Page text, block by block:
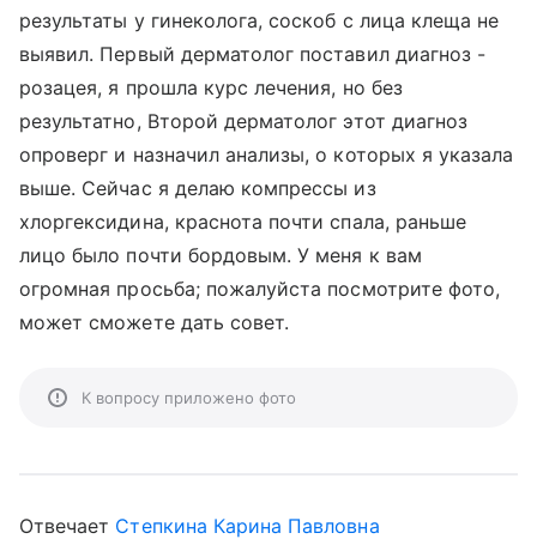
результаты у гинеколога, соскоб с лица клеща не
выявил. Первый дерматолог поставил диагноз -
розацея, я прошла курс лечения, но без
результатно, Второй дерматолог этот диагноз
опроверг и назначил анализы, о которых я указала
выше. Сейчас я делаю компрессы из
хлоргексидина, краснота почти спала, раньше
лицо было почти бордовым. У меня к вам
огромная просьба; пожалуйста посмотрите фото,
может сможете дать совет.
К вопросу приложено фото
Отвечает Степкина Карина Павловна